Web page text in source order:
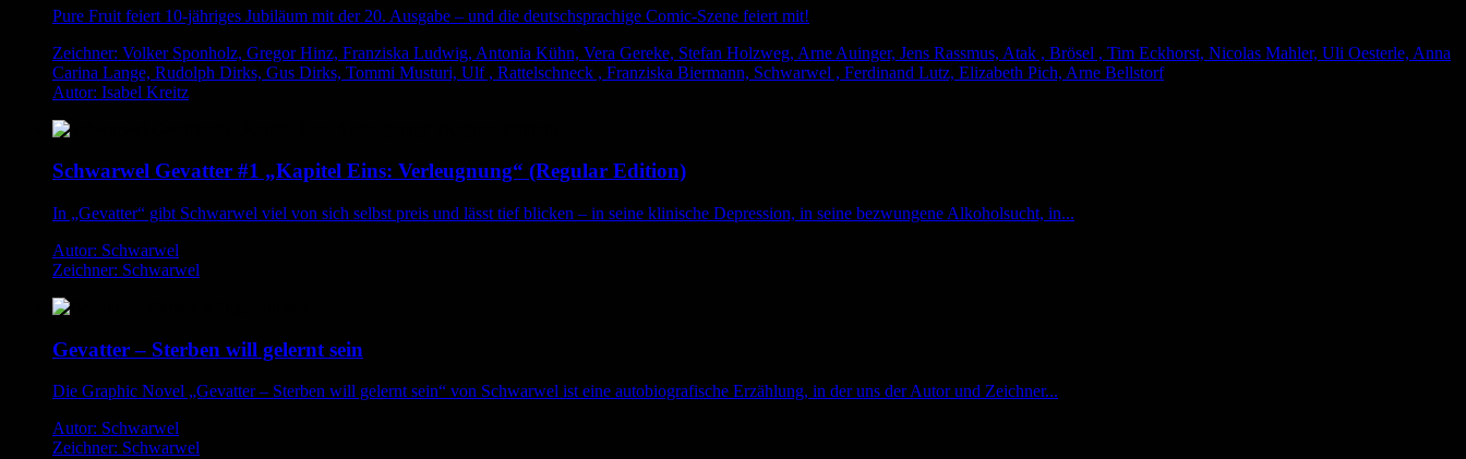
Pure Fruit feiert 10-jähriges Jubiläum mit der 20. Ausgabe – und die deutschsprachige Comic-Szene feiert mit!
Zeichner: Volker Sponholz, Gregor Hinz, Franziska Ludwig, Antonia Kühn, Vera Gereke, Stefan Holzweg, Arne Auinger, Jens Rassmus, Atak , Brösel , Tim Eckhorst, Nicolas Mahler, Uli Oesterle, Anna
Carina Lange, Rudolph Dirks, Gus Dirks, Tommi Musturi, Ulf , Rattelschneck , Franziska Biermann, Schwarwel , Ferdinand Lutz, Elizabeth Pich, Arne Bellstorf
Autor: Isabel Kreitz
Schwarwel Gevatter #1 „Kapitel Eins: Verleugnung“ (Regular Edition)
In „Gevatter“ gibt Schwarwel viel von sich selbst preis und lässt tief blicken – in seine klinische Depression, in seine bezwungene Alkoholsucht, in...
Autor: Schwarwel
Zeichner: Schwarwel
Gevatter – Sterben will gelernt sein
Die Graphic Novel „Gevatter – Sterben will gelernt sein“ von Schwarwel ist eine autobiografische Erzählung, in der uns der Autor und Zeichner...
Autor: Schwarwel
Zeichner: Schwarwel